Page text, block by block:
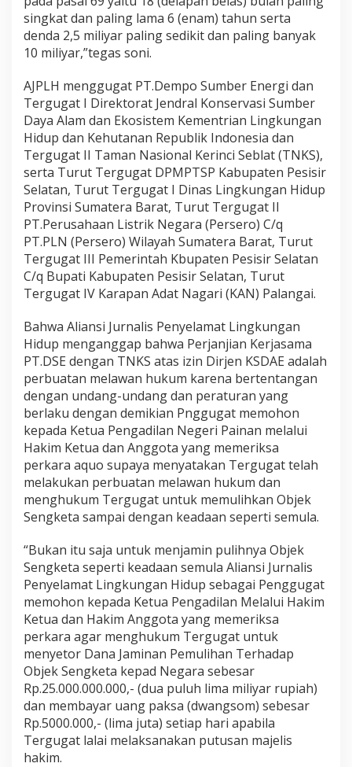
d
i
P
a
i
n
a
n
singkat dan paling lama 6 (enam) tahun serta
denda 2,5 miliyar paling sedikit dan paling banyak
10 miliyar,”tegas soni.
AJPLH menggugat PT.Dempo Sumber Energi dan
Tergugat I Direktorat Jendral Konservasi Sumber
Daya Alam dan Ekosistem Kementrian Lingkungan
Hidup dan Kehutanan Republik Indonesia dan
Tergugat II Taman Nasional Kerinci Seblat (TNKS),
serta Turut Tergugat DPMPTSP Kabupaten Pesisir
Selatan, Turut Tergugat I Dinas Lingkungan Hidup
Provinsi Sumatera Barat, Turut Tergugat II
PT.Perusahaan Listrik Negara (Persero) C/q
PT.PLN (Persero) Wilayah Sumatera Barat, Turut
Tergugat III Pemerintah Kbupaten Pesisir Selatan
C/q Bupati Kabupaten Pesisir Selatan, Turut
Tergugat IV Karapan Adat Nagari (KAN) Palangai.
Bahwa Aliansi Jurnalis Penyelamat Lingkungan
Hidup menganggap bahwa Perjanjian Kerjasama
PT.DSE dengan TNKS atas izin Dirjen KSDAE adalah
perbuatan melawan hukum karena bertentangan
dengan undang-undang dan peraturan yang
berlaku dengan demikian Pnggugat memohon
kepada Ketua Pengadilan Negeri Painan melalui
Hakim Ketua dan Anggota yang memeriksa
perkara aquo supaya menyatakan Tergugat telah
melakukan perbuatan melawan hukum dan
menghukum Tergugat untuk memulihkan Objek
Sengketa sampai dengan keadaan seperti semula.
“Bukan itu saja untuk menjamin pulihnya Objek
Sengketa seperti keadaan semula Aliansi Jurnalis
Penyelamat Lingkungan Hidup sebagai Penggugat
memohon kepada Ketua Pengadilan Melalui Hakim
Ketua dan Hakim Anggota yang memeriksa
perkara agar menghukum Tergugat untuk
menyetor Dana Jaminan Pemulihan Terhadap
Objek Sengketa kepad Negara sebesar
Rp.25.000.000.000,- (dua puluh lima miliyar rupiah)
dan membayar uang paksa (dwangsom) sebesar
Rp.5000.000,- (lima juta) setiap hari apabila
Tergugat lalai melaksanakan putusan majelis
hakim.